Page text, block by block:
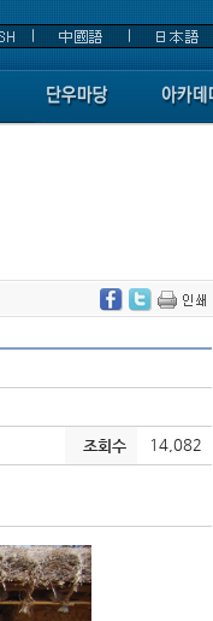
조회수 14,082